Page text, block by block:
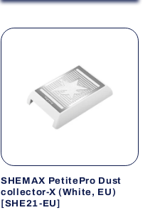
SHEMAX PetitePro Dust
collector-X (White, EU)
[SHE21-EU]